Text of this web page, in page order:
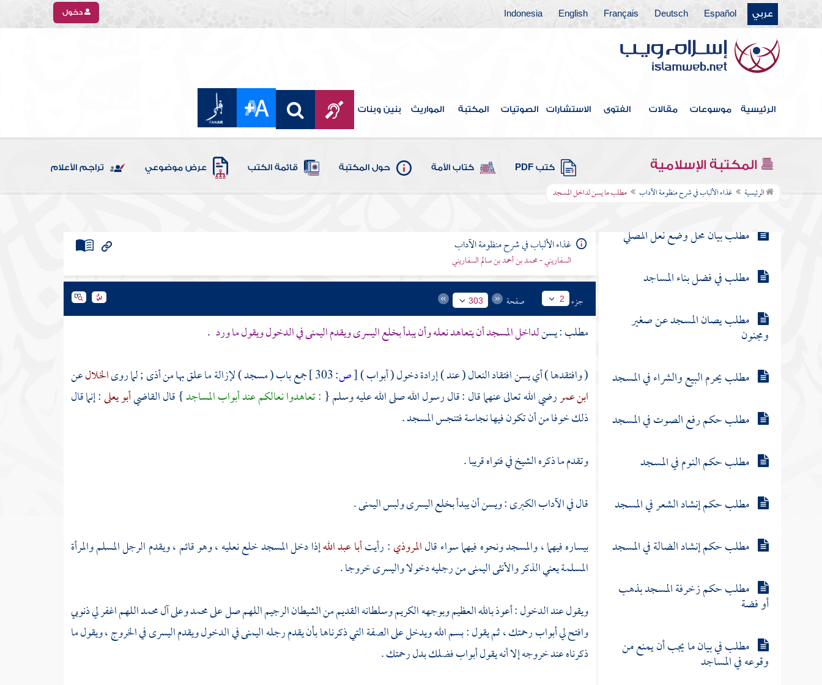
عربي Español
Deutsch
Français
English
Indonesia دخول
الرئيسية موسوعات مقالات الفتوى الاستشارات الصوتيات المكتبة المواريث بنين وبنات
المكتبة الإسلامية كتب PDF كتاب الأمة حول المكتبة قائمة الكتب عرض موضوعي تراجم الأعلام
الرئيسية غذاء الألباب في شرح منظومة الآداب مطلب ما يسن لداخل المسجد
مطلب لا يجوز أن ينقش على الخاتم
صورة حيوان
مطلب يسن ابتداء المنتعل باليمنى
مطلب يكره المشي في فرد نعل واحدة
مطلب ما يسن لداخل المسجد
مطلب بيان محل وضع نعل المصلي
مطلب في فضل بناء المساجد
مطلب يصان المسجد عن صغير
ومجنون
مطلب يحرم البيع والشراء في المسجد
مطلب حكم رفع الصوت في المسجد
مطلب حكم النوم في المسجد
مطلب حكم إنشاد الشعر في المسجد
مطلب حكم إنشاد الضالة في المسجد
مطلب حكم زخرفة المسجد بذهب
أو فضة
مطلب في بيان ما يجب أن يمنع من
وقوعه في المساجد
غذاء الألباب في شرح منظومة الآداب
السفاريني - محمد بن أحمد بن سالم السفاريني
جزء 2 صفحة 303
مطلب : يسنلداخل المسجد أن يتعاهد نعله وأن يبدأ بخلع اليسرى ويقدم اليمنى في الدخول ويقول ما ورد .
( وافتقدها ) أي يسن افتقاد النعال ( عند ) إرادة دخول ( أبواب )[ص: جمع باب ( مسجد ) لإزالة ما علق بها من أذى ; لما روىالخلالعن
ابن عمررضي الله تعالى عنهما قال : قال رسول الله صلى الله عليه وسلم {: تعاهدوا نعالكم عند أبواب المساجد} قال القاضيأبو يعلى: إنما قال
ذلك خوفا من أن تكون فيها نجاسة فتنجس المسجد .
وتقدم ما ذكرهالشيخفي فتواه قريبا .
قال في الآداب الكبرى : ويسن أن يبدأ بخلع اليسرى ولبس اليمنى .
بيساره فيهما ، والمسجد ونحوه فيهما سواء قالالمروذي: رأيتأبا عبد اللهإذا دخل المسجد خلع نعليه ، وهو قائم ، ويقدم الرجل المسلم والمرأة
المسلمة يعني الذكر والأنثى اليمنى من رجليه دخولا واليسرى خروجا .
ويقول عند الدخول : أعوذ بالله العظيم وبوجهه الكريم وسلطانه القديم من الشيطان الرجيم اللهم صل على محمد وعلى آل محمد اللهم اغفر لي ذنوبي
وافتح لي أبواب رحمتك ، ثم يقول : بسم الله ويدخل على الصفة التي ذكرناها بأن يقدم رجله اليمنى في الدخول ويقدم اليسرى في الخروج ، ويقول ما
ذكرناه عند خروجه إلا أنه يقول أبواب فضلك بدل رحمتك .